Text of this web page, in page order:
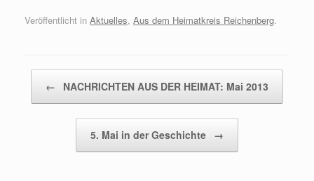
Veröffentlicht in Aktuelles, Aus dem Heimatkreis Reichenberg.
← NACHRICHTEN AUS DER HEIMAT: Mai 2013
5. Mai in der Geschichte →